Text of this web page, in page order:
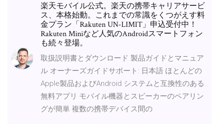
楽天モバイル公式。楽天の携帯キャリアサービ
ス、本格始動。これまでの常識をくつがえす料
金プラン「Rakuten UN-LIMIT」申込受付中！
Rakuten Miniなど人気のAndroidスマートフォン
も続々登場。
取扱説明書とダウンロード 製品ガイドとマニュア
ル オーナーズガイドサポート: 日本語 ほとんどの
Apple製品およびAndroid システムと互換性のある
無料アプリ モバイル機器とスピーカーのペアリン
グが簡単 複数の携帯デバイス間の